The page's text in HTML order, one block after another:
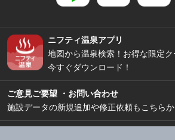
ニフティ温泉アプリ
地図から温泉検索！お得な限定ク
今すぐダウンロード！
ご意見ご要望 ・お問い合わせ
施設データの新規追加や修正依頼もこちらか